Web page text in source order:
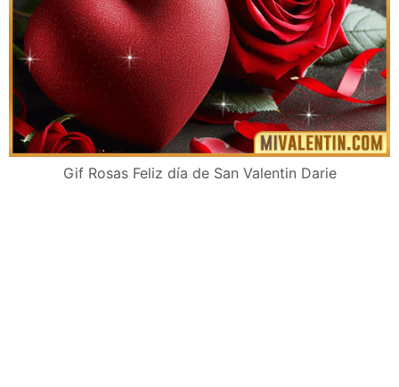
Gif Rosas Feliz día de San Valentin Darie